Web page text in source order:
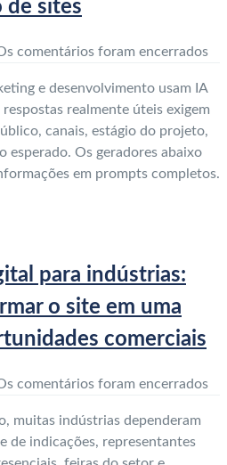
de sites
comentários foram encerrados
e desenvolvimento usam IA
realmente úteis exigem
canais, estágio do projeto,
esperado. Os geradores abaixo
em prompts completos.
para indústrias:
o site em uma
comerciais
comentários foram encerrados
muitas indústrias dependeram
de indicações, representantes